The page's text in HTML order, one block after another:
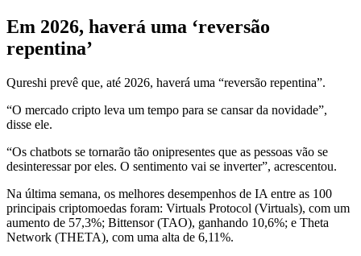
Em 2026, haverá uma ‘reversão
repentina’
Qureshi prevê que, até 2026, haverá uma “reversão repentina”.
“O mercado cripto leva um tempo para se cansar da novidade”,
disse ele.
“Os chatbots se tornarão tão onipresentes que as pessoas vão se
desinteressar por eles. O sentimento vai se inverter”, acrescentou.
Na última semana, os melhores desempenhos de IA entre as 100
principais criptomoedas foram: Virtuals Protocol (Virtuals), com um
aumento de 57,3%; Bittensor (TAO), ganhando 10,6%; e Theta
Network (THETA), com uma alta de 6,11%.